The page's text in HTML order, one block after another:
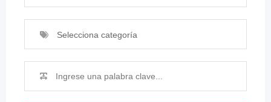
Selecciona categoría